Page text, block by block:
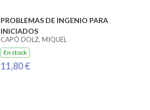
PROBLEMAS DE INGENIO PARA
INICIADOS
CAPÓ DOLZ, MIQUEL
En stock
11,80 €